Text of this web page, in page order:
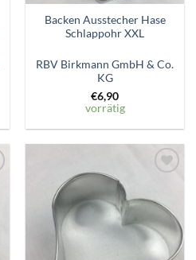
Backen Ausstecher Hase
Schlappohr XXL
RBV Birkmann GmbH & Co.
KG
€6,90
vorrätig
Wunschzettel
hinzufügen